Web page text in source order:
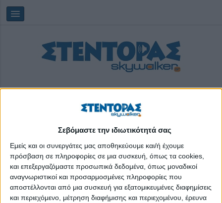
Σεβόμαστε την ιδιωτικότητά σας
Εμείς και οι συνεργάτες μας αποθηκεύουμε και/ή έχουμε
πρόσβαση σε πληροφορίες σε μια συσκευή, όπως τα cookies,
και επεξεργαζόμαστε προσωπικά δεδομένα, όπως μοναδικοί
αναγνωριστικοί και προσαρμοσμένες πληροφορίες που
αποστέλλονται από μια συσκευή για εξατομικευμένες διαφημίσεις
και περιεχόμενο, μέτρηση διαφήμισης και περιεχομένου, έρευνα
Παρασκευή, 07/08/202601:28:34
αλγόριθμος μουσικής